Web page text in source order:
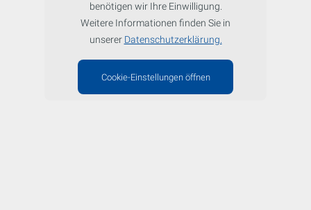
benötigen wir Ihre Einwilligung.
Weitere Informationen finden Sie in
unserer Datenschutzerklärung.
Cookie-Einstellungen öffnen